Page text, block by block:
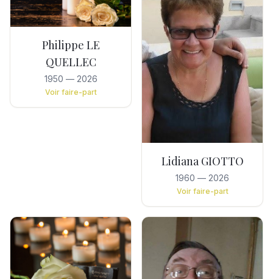
Philippe LE
QUELLEC
1950 — 2026
Voir faire-part
Lidiana GIOTTO
1960 — 2026
Voir faire-part